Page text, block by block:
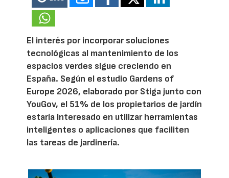
El interés por incorporar soluciones
tecnológicas al mantenimiento de los
espacios verdes sigue creciendo en
España. Según el estudio Gardens of
Europe 2026, elaborado por Stiga junto con
YouGov, el 51% de los propietarios de jardín
estaría interesado en utilizar herramientas
inteligentes o aplicaciones que faciliten
las tareas de jardinería.